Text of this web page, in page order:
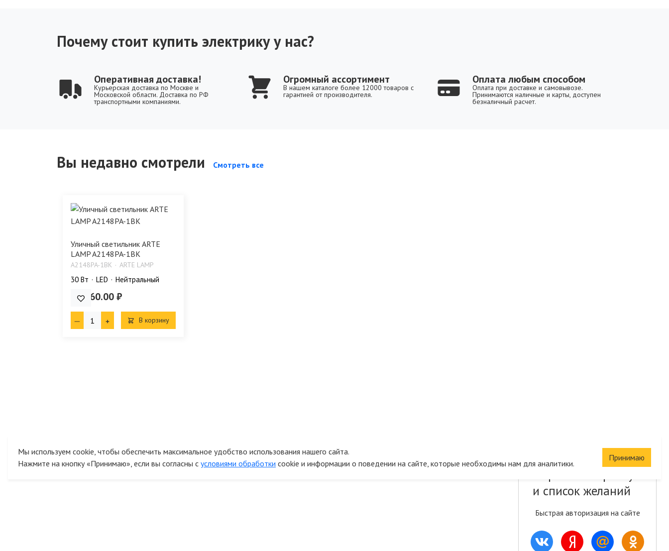
Почему стоит купить электрику у нас?
Оперативная доставка!
Курьерская доставка по Москве и
Московской области. Доставка по РФ
транспортными компаниями.
Огромный ассортимент
В нашем каталоге более 12000 товаров с
гарантией от производителя.
Оплата любым способом
Оплата при доставке и самовывозе.
Принимаются наличные и карты, доступен
безналичный расчет.
Вы недавно смотрели Смотреть все
Уличный светильник ARTE
LAMP A2148PA-1BK
A2148PA-1BK ARTE LAMP
30 Bт LED Нейтральный
23 860.00 ₽
В корзину
и список желаний
Быстрая авторизация на сайте
Мы используем cookie, чтобы обеспечить максимальное удобство использования нашего сайта.
Нажмите на кнопку «Принимаю», если вы согласны с условиями обработки cookie и информации о поведении на сайте, которые необходимы нам для аналитики.
Принимаю